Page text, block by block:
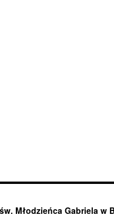
Młodzieńca Gabriela w